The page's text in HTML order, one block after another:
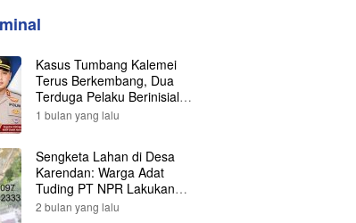
Kasus Tumbang Kalemei
Terus Berkembang, Dua
Terduga Pelaku Berinisial Y
dan L Ditangkap, Total Lima
1 bulan yang lalu
Sengketa Lahan di Desa
Karendan: Warga Adat
Tuding PT NPR Lakukan
Pengrusakan, Minta
2 bulan yang lalu